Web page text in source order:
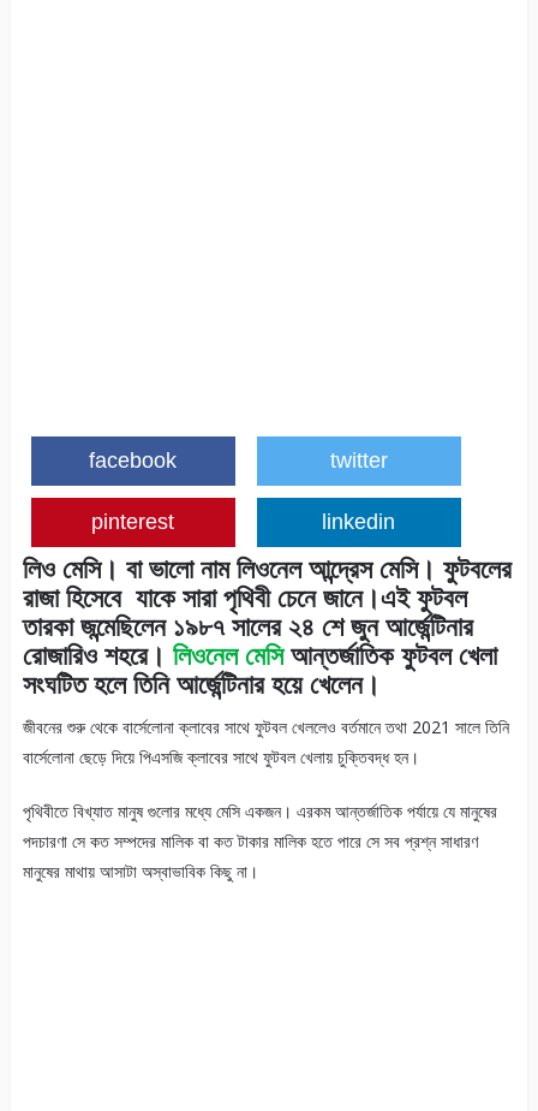
facebook twitter
pinterest linkedin
লিও মেসি। বা ভালো নাম লিওনেল আন্দ্রেস মেসি। ফুটবলের
রাজা হিসেবে যাকে সারা পৃথিবী চেনে জানে।এই ফুটবল
তারকা জন্মেছিলেন ১৯৮৭ সালের ২৪ শে জুন আর্জেন্টিনার
রোজারিও শহরে। লিওনেল মেসিআন্তর্জাতিক ফুটবল খেলা
সংঘটিত হলে তিনি আর্জেন্টিনার হয়ে খেলেন।
জীবনের শুরু থেকে বার্সেলোনা ক্লাবের সাথে ফুটবল খেললেও বর্তমানে তথা 2021 সালে তিনি
বার্সেলোনা ছেড়ে দিয়ে পিএসজি ক্লাবের সাথে ফুটবল খেলায় চুক্তিবদ্ধ হন।
পৃথিবীতে বিখ্যাত মানুষ গুলোর মধ্যে মেসি একজন। এরকম আন্তর্জাতিক পর্যায়ে যে মানুষের
পদচারণা সে কত সম্পদের মালিক বা কত টাকার মালিক হতে পারে সে সব প্রশ্ন সাধারণ
মানুষের মাথায় আসাটা অস্বাভাবিক কিছু না।